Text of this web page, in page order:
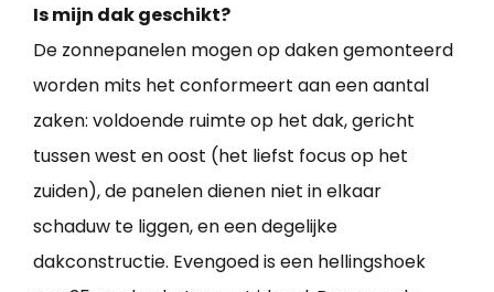
Is mijn dak geschikt?
De zonnepanelen mogen op daken gemonteerd
worden mits het conformeert aan een aantal
zaken: voldoende ruimte op het dak, gericht
tussen west en oost (het liefst focus op het
zuiden), de panelen dienen niet in elkaar
schaduw te liggen, en een degelijke
dakconstructie. Evengoed is een hellingshoek